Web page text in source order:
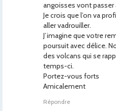
angoisses vont
Je crois que l’on va
aller vadrouiller.
J’imagine que votre
poursuit avec délice.
des volcans qui se
temps-ci.
Portez-vous forts
Amicalement
Répondre